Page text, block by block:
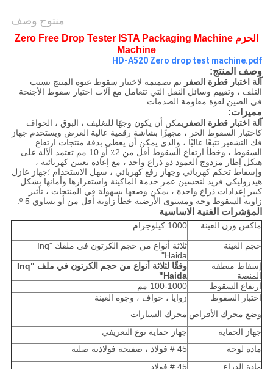
منتوج وصف
الحزم Zero Free Drop Tester ISTA Packaging Machine
Machine
HD-A520 Zero drop test machine.pdf
وصف المنتج:
آلة اختبار قطرة الصفر تم تصميمه لاختبار سقوط عبوة المنتج بسبب
التلف ، وتقييم وسائل النقل التي تتعامل مع آلات اختبار سقوط الأجنحة
في الصين لقوة مقاومة الصدمات.
مميزات:
آلة اختبار قطرة الصفر يمكن أن يكون وجهًا للتغليف ، البوق ، الحواف
كاختبار السقوط الحر ، مجهزًا بشاشة رقمية عالية العرض ويستخدم جهاز
فك التشفير تتبعًا عاليًا ، والذي يمكن أن يعطي بدقة منتجات ارتفاع
السقوط ، وخطأ ارتفاع السقوط أقل من 2٪ أو 10 مم.تعتمد الآلة على
هيكل إطار مزدوج العمود ذو ذراع واحد ، مع إعادة تعيين كهربائية ،
وإسقاط تحكم كهربائي وجهاز رفع كهربائي ، سهل الاستخدام ؛جهاز عازل
هيدروليكي فريد لتحسين عمر خدمة الماكينة واستقرارها وأمانها بشكل
كبير.إعدادات ذراع واحدة ، يمكن وضعها بسهولة في المنتجات ، تأثير
زاوية السقوط وجه ومستوى الأرضية خطأ زاوية أقل من أو يساوي 5 º.
المؤشرات الفنية الاساسية
ماكس.وزن العينة 1000 كيلوجرام
حجم العينة
ثلاثة أنواع من حجم الكرتون في ملفك "Inq
Haida"
إسقاط منطقة
المنصة
وفقًا لثلاثة أنواع من حجم الكرتون في ملف "Inq
Haida"
ارتفاع السقوط
100-1000 مم
اختبار السقوط
زوايا ، حواف ، وجوه العينة
وضع محرك الأقراص محرك السيارات
جهاز الحماية
جهاز حماية نوع التعريفي
مادة لوحة
45 # فولاذ ، صفيحة فولاذية صلبة
مادة الذراع
45 # فولاذ